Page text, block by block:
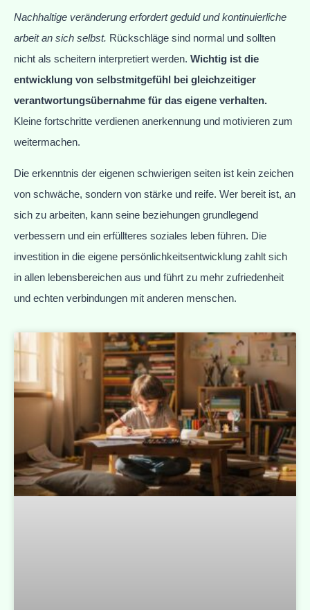
Nachhaltige veränderung erfordert geduld und kontinuierliche
arbeit an sich selbst. Rückschläge sind normal und sollten
nicht als scheitern interpretiert werden. Wichtig ist die
entwicklung von selbstmitgefühl bei gleichzeitiger
verantwortungsübernahme für das eigene verhalten.
Kleine fortschritte verdienen anerkennung und motivieren zum
weitermachen.
Die erkenntnis der eigenen schwierigen seiten ist kein zeichen
von schwäche, sondern von stärke und reife. Wer bereit ist, an
sich zu arbeiten, kann seine beziehungen grundlegend
verbessern und ein erfüllteres soziales leben führen. Die
investition in die eigene persönlichkeitsentwicklung zahlt sich
in allen lebensbereichen aus und führt zu mehr zufriedenheit
und echten verbindungen mit anderen menschen.